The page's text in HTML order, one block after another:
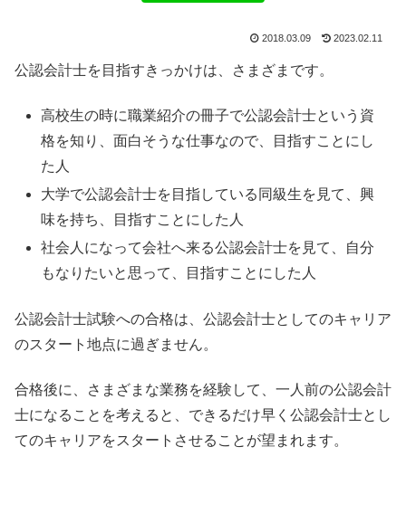
2018.03.09 2023.02.11
公認会計士を目指すきっかけは、さまざまです。
高校生の時に職業紹介の冊子で公認会計士という資
格を知り、面白そうな仕事なので、目指すことにし
た人
大学で公認会計士を目指している同級生を見て、興
味を持ち、目指すことにした人
社会人になって会社へ来る公認会計士を見て、自分
もなりたいと思って、目指すことにした人
公認会計士試験への合格は、公認会計士としてのキャリア
のスタート地点に過ぎません。
合格後に、さまざまな業務を経験して、一人前の公認会計
士になることを考えると、できるだけ早く公認会計士とし
てのキャリアをスタートさせることが望まれます。